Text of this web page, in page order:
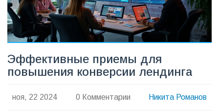
Эффективные приемы для
повышения конверсии лендинга
ноя, 22 2024 0 Комментарии Никита Романов